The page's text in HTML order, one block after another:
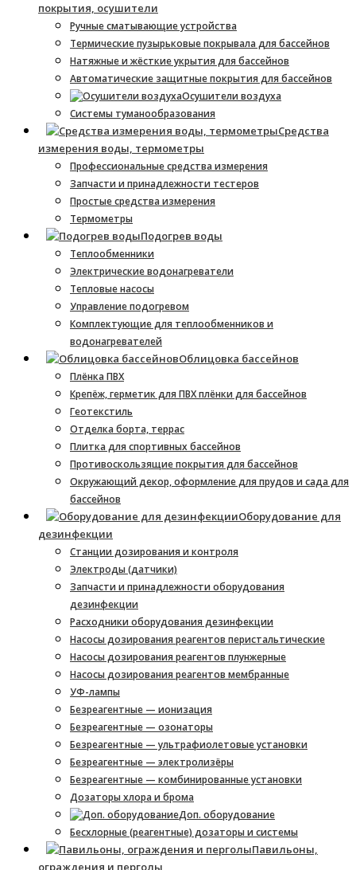
покрытия, осушители
Ручные сматывающие устройства
Термические пузырьковые покрывала для бассейнов
Натяжные и жёсткие укрытия для бассейнов
Автоматические защитные покрытия для бассейнов
Осушители воздуха
Системы туманообразования
Средства
измерения воды, термометры
Профессиональные средства измерения
Запчасти и принадлежности тестеров
Простые средства измерения
Термометры
Подогрев воды
Теплообменники
Электрические водонагреватели
Тепловые насосы
Управление подогревом
Комплектующие для теплообменников и
водонагревателей
Облицовка бассейнов
Плёнка ПВХ
Крепёж, герметик для ПВХ плёнки для бассейнов
Геотекстиль
Отделка борта, террас
Плитка для спортивных бассейнов
Противоскользящие покрытия для бассейнов
Окружающий декор, оформление для прудов и сада для
бассейнов
Оборудование для
дезинфекции
Станции дозирования и контроля
Электроды (датчики)
Запчасти и принадлежности оборудования
дезинфекции
Расходники оборудования дезинфекции
Насосы дозирования реагентов перистальтические
Насосы дозирования реагентов плунжерные
Насосы дозирования реагентов мембранные
УФ-лампы
Безреагентные — ионизация
Безреагентные — озонаторы
Безреагентные — ультрафиолетовые установки
Безреагентные — электролизёры
Безреагентные — комбинированные установки
Дозаторы хлора и брома
Доп. оборудование
Бесхлорные (реагентные) дозаторы и системы
Павильоны,
ограждения и перголы